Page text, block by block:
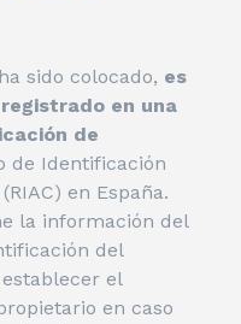
sido colocado, es
en una
de
de Identificación
en España.
la información del
del
el
en caso